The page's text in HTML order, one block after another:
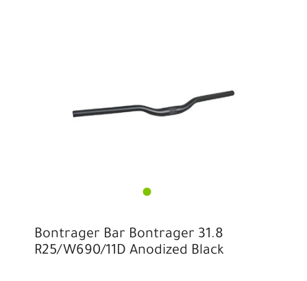
Bontrager Bar Bontrager 31.8
R25/W690/11D Anodized Black